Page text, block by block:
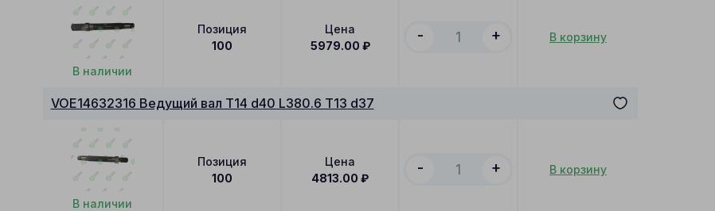
В наличии
Позиция
100
Цена
5979.00 ₽
- + В корзину
VOE14632316 Ведущий вал T14 d40 L380.6 T13 d37
В наличии
Позиция
100
Цена
4813.00 ₽
- + В корзину